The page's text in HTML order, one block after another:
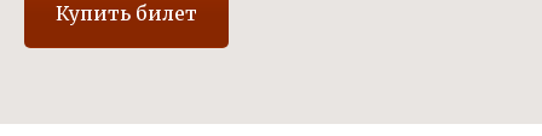
Купить билет